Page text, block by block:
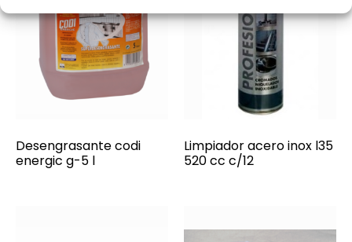
Desengrasante codi
energic g-5 l
Limpiador acero inox l35
520 cc c/12